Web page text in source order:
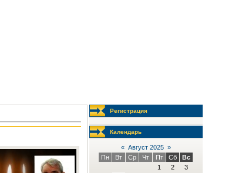
Регистрация
Календарь
« Август 2025 »
Пн
Вт Ср Чт Пт Сб
Вс
1
2
3